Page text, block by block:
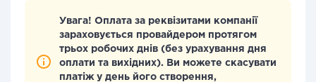
Увага! Оплата за реквізитами компанії
зараховується провайдером протягом
трьох робочих днів (без урахування дня
оплати та вихідних). Ви можете скасувати
платіж у день його створення,